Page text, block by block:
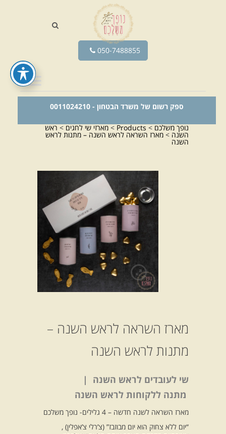
050-7488855
ספק רשום של משרד הבטחון - 0011024210
נופך משלכם>
Products
>מארזי שי לחגים>ראש
השנה > מארז השראה לראש השנה – מתנות לראש
השנה
מארז השראה לראש השנה –
מתנות לראש השנה
שי לעובדים לראש השנה |
מתנה ללקוחות לראש השנה
מארז השראה לשנה חדשה – 4 גלילים- נופך משלכם
“יום ללא צחוק הוא יום מבוזבז” (צ’רלי צ’אפלין) ,